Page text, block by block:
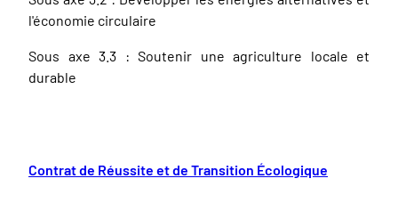
l'économie circulaire
Sous axe 3.3 : Soutenir une agriculture locale et
durable
Contrat de Réussite et de Transition Écologique